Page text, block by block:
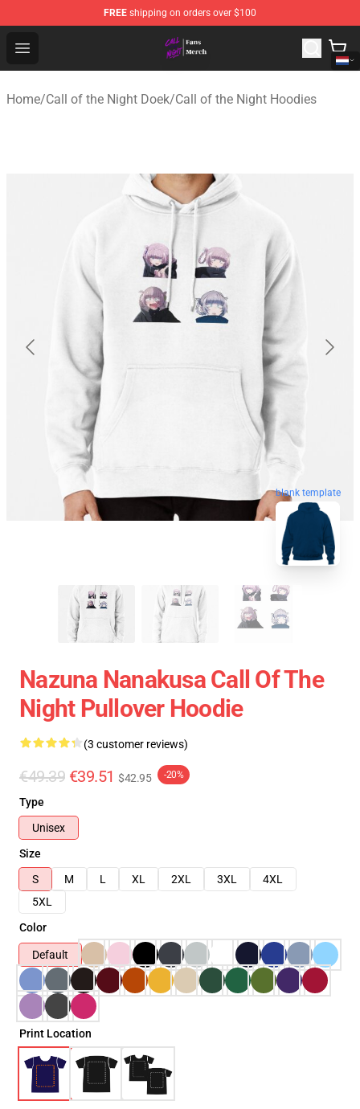
FREE shipping on orders over $100
Open menu
Call of the Night Store - Official Call of the Night
Home/Call of the Night Doek/Call of the Night Hoodies
blank template
Nazuna Nanakusa Call Of The
Night Pullover Hoodie
(3 customer reviews)
€49.39 €39.51 $42.95 -20%
Type
Unisex
Size
S
M L XL 2XL 3XL
4XL
5XL
Color
Default
Print Location